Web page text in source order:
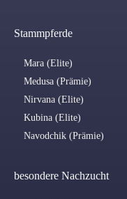
Stammpferde
Mara (Elite)
Medusa (Prämie)
Nirvana (Elite)
Kubina (Elite)
Navodchik (Prämie)
besondere Nachzucht